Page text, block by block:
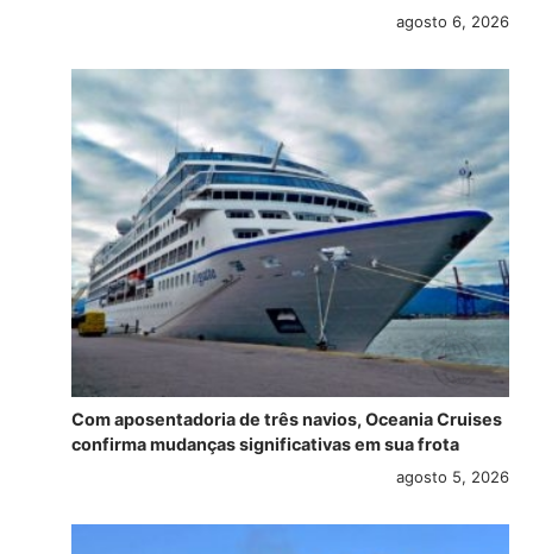
agosto 6, 2026
Com aposentadoria de três navios, Oceania Cruises
confirma mudanças significativas em sua frota
agosto 5, 2026